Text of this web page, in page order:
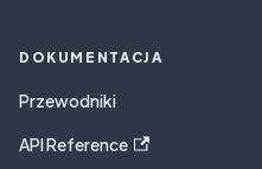
DOKUMENTACJA
Przewodniki
API Reference